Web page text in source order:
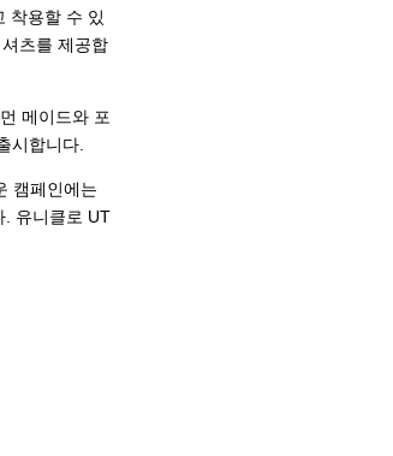
착용할 수 있
츠를 제공합
메이드와 포
시합니다.
캠페인에는
. 유니클로 UT